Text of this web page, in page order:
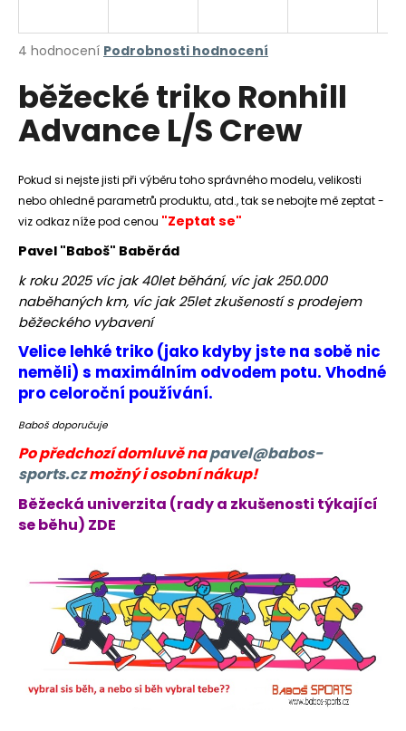
Průměrné
produktu
je
5,0
z
4 hodnocení Podrobnosti hodnocení
běžecké triko Ronhill
Advance L/S Crew
Pokud si nejste jisti při výběru toho správného modelu, velikosti
nebo ohledně parametrů produktu, atd., tak se nebojte mě zeptat -
viz odkaz níže pod cenou "Zeptat se"
Pavel "Baboš" Baběrád
k roku 2025 víc jak 40let běhání, víc jak 250.000
naběhaných km, víc jak 25let zkušeností s prodejem
běžeckého vybavení
Velice lehké triko (jako kdyby jste na sobě nic
neměli) s maximálním odvodem potu. Vhodné
pro celoroční používání.
Baboš doporučuje
Po předchozí domluvě napavel@babos-
sports.czmožný i osobní nákup!
Běžecká univerzita (rady a zkušenosti týkající
se běhu) ZDE
j
t
?
HLEDAT
D
o
p
o
r
u
č
u
j
e
m
e
TRIKO
RONHILL
CORE
Původně: